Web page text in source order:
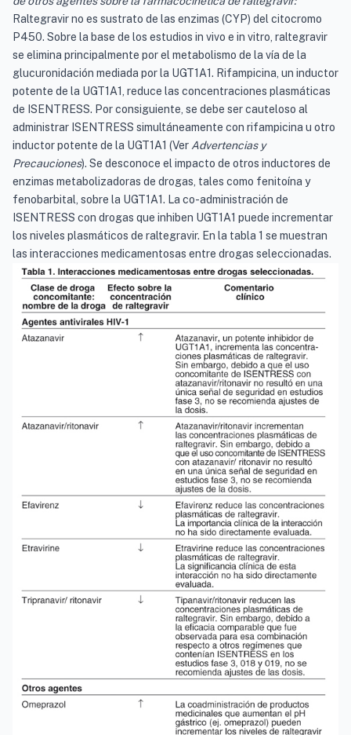
Raltegravir no es sustrato de las enzimas (CYP) del citocromo
P450. Sobre la base de los estudios in vivo e in vitro, raltegravir
se elimina principalmente por el metabolismo de la vía de la
glucuronidación mediada por la UGT1A1. Rifampicina, un inductor
potente de la UGT1A1, reduce las concentraciones plasmáticas
de ISENTRESS. Por consiguiente, se debe ser cauteloso al
administrar ISENTRESS simultáneamente con rifampicina u otro
inductor potente de la UGT1A1 (Ver Advertencias y
Precauciones). Se desconoce el impacto de otros inductores de
enzimas metabolizadoras de drogas, tales como fenitoína y
fenobarbital, sobre la UGT1A1. La co-administración de
ISENTRESS con drogas que inhiben UGT1A1 puede incrementar
los niveles plasmáticos de raltegravir. En la tabla 1 se muestran
las interacciones medicamentosas entre drogas seleccionadas.